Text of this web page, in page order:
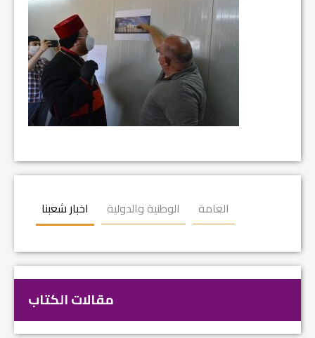
اخبار شعبنا الوطنية والدولية العامة
مقالات الكتاب